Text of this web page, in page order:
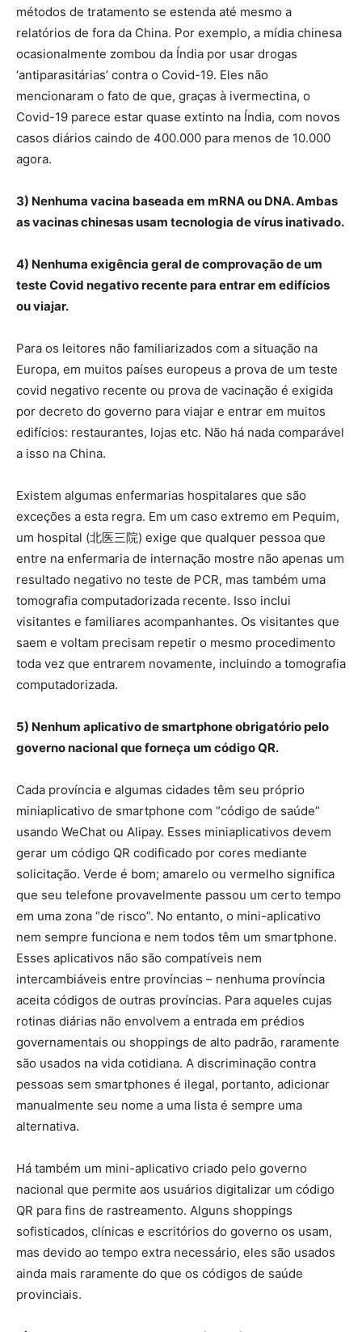
métodos de tratamento se estenda até mesmo a
relatórios de fora da China. Por exemplo, a mídia chinesa
ocasionalmente zombou da Índia por usar drogas
‘antiparasitárias’ contra o Covid-19. Eles não
mencionaram o fato de que, graças à ivermectina, o
Covid-19 parece estar quase extinto na Índia, com novos
casos diários caindo de 400.000 para menos de 10.000
agora.
3) Nenhuma vacina baseada em mRNA ou DNA. Ambas
as vacinas chinesas usam tecnologia de vírus inativado.
4) Nenhuma exigência geral de comprovação de um
teste Covid negativo recente para entrar em edifícios
ou viajar.
Para os leitores não familiarizados com a situação na
Europa, em muitos países europeus a prova de um teste
covid negativo recente ou prova de vacinação é exigida
por decreto do governo para viajar e entrar em muitos
edifícios: restaurantes, lojas etc. Não há nada comparável
a isso na China.
Existem algumas enfermarias hospitalares que são
exceções a esta regra. Em um caso extremo em Pequim,
um hospital (北医三院) exige que qualquer pessoa que
entre na enfermaria de internação mostre não apenas um
resultado negativo no teste de PCR, mas também uma
tomografia computadorizada recente. Isso inclui
visitantes e familiares acompanhantes. Os visitantes que
saem e voltam precisam repetir o mesmo procedimento
toda vez que entrarem novamente, incluindo a tomografia
computadorizada.
5) Nenhum aplicativo de smartphone obrigatório pelo
governo nacional que forneça um código QR.
Cada província e algumas cidades têm seu próprio
miniaplicativo de smartphone com “código de saúde”
usando WeChat ou Alipay. Esses miniaplicativos devem
gerar um código QR codificado por cores mediante
solicitação. Verde é bom; amarelo ou vermelho significa
que seu telefone provavelmente passou um certo tempo
em uma zona “de risco”. No entanto, o mini-aplicativo
nem sempre funciona e nem todos têm um smartphone.
Esses aplicativos não são compatíveis nem
intercambiáveis ​​entre províncias – nenhuma província
aceita códigos de outras províncias. Para aqueles cujas
rotinas diárias não envolvem a entrada em prédios
governamentais ou shoppings de alto padrão, raramente
são usados ​​na vida cotidiana. A discriminação contra
pessoas sem smartphones é ilegal, portanto, adicionar
manualmente seu nome a uma lista é sempre uma
alternativa.
Há também um mini-aplicativo criado pelo governo
nacional que permite aos usuários digitalizar um código
QR para fins de rastreamento. Alguns shoppings
sofisticados, clínicas e escritórios do governo os usam,
mas devido ao tempo extra necessário, eles são usados ​​
ainda mais raramente do que os códigos de saúde
provinciais.